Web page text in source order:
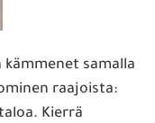
samalla
raajoista:
Kierrä